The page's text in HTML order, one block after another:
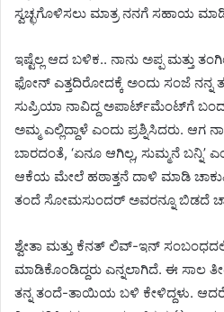
ಸ್ವಚ್ಛಗೊಳಿಸಲು ಮಾತ್ರ ನನಗೆ ಸಹಾಯ
ಇಷ್ಟೆಲ್ಲ ಆದ ಬಳಿಕ.. ನಾನು ಅಪ್ಪ ಮತ್ತು
ಫೋನ್ ಎತ್ತದಿರೋದಕ್ಕೆ ಅಂದು ಸಂಜೆ ನನ್ನ
ಸುಪ್ರಿಯಾ ನಾವಿದ್ದ ಅಪಾರ್ಟ್‌ಮೆಂಟ್‌ಗೆ
ಅಮ್ಮ ಎಲ್ಲಿದ್ದಾಳೆ ಎಂದು ಪ್ರಶ್ನಿಸಿದರು. ಆಗ
ಬಾರದಂತೆ, ‘ಏನೂ ಆಗಿಲ್ಲ, ಸುಮ್ಮನೆ ಬನ್ನಿ’
ಆಕೆಯ ಮೇಲೆ ಹಠಾತ್ತನೆ ದಾಳಿ ಮಾಡಿ
ತಂದೆ ಸೋಮಸುಂದ‌ರ್ ಅವರನ್ನೂ ಬಿಡದೆ
ಶ್ವೇತಾ ಮತ್ತು ಕೆನತ್ ಲಿವ್-ಇನ್
ಮಾಡಿಕೊಂಡಿದ್ದರು ಎನ್ನಲಾಗಿದೆ. ಈ ಸಾಲ
ತನ್ನ ತಂದೆ-ತಾಯಿಯ ಬಳಿ ಕೇಳಿದ್ದಳು.